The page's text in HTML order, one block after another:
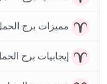
مميزات برج
إيجابيات برج